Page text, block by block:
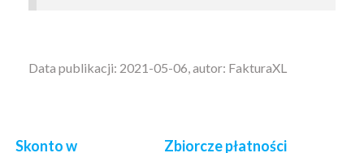
Data publikacji: 2021-05-06, autor: FakturaXL
Skonto w
Zbiorcze płatności